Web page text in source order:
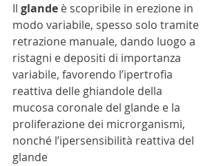
Il glande è scopribile in erezione in
modo variabile, spesso solo tramite
retrazione manuale, dando luogo a
ristagni e depositi di importanza
variabile, favorendo l’ipertrofia
reattiva delle ghiandole della
mucosa coronale del glande e la
proliferazione dei microrganismi,
nonché l’ipersensibilità reattiva del
glande